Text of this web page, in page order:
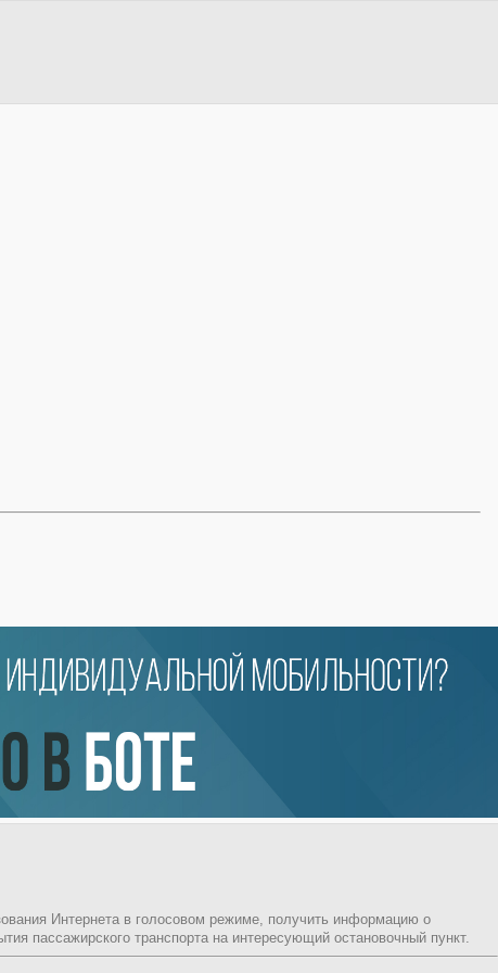
Интернета в голосовом режиме, получить информацию о
пассажирского транспорта на интересующий остановочный пункт.